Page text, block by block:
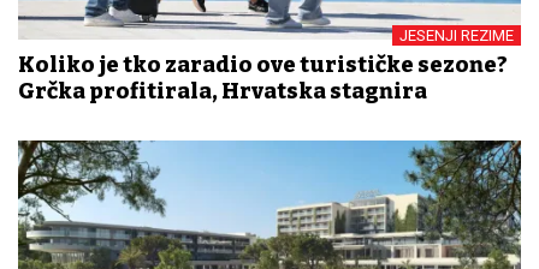
JESENJI REZIME
Koliko je tko zaradio ove turističke sezone?
Grčka profitirala, Hrvatska stagnira